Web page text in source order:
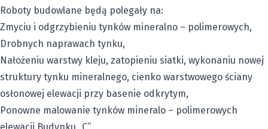
Roboty budowlane będą polegały na:
Zmyciu i odgrzybieniu tynków mineralno – polimerowych,
Drobnych naprawach tynku,
Nałożeniu warstwy kleju, zatopieniu siatki, wykonaniu nowej
struktury tynku mineralnego, cienko warstwowego ściany
osłonowej elewacji przy basenie odkrytym,
Ponowne malowanie tynków mineralo – polimerowych
elewacji Budynku „C”.